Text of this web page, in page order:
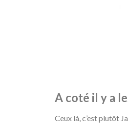
A coté il y a
Ceux là, c’est plutôt